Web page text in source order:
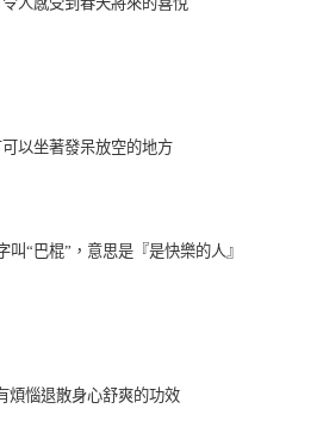
以坐著發呆放空的地方
叫“巴棍”，意思是『是快樂的人』
煩惱退散身心舒爽的功效